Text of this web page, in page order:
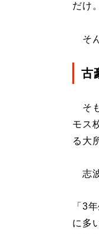
だけ
そ
古
そ
モス
る大
志
「3
に多